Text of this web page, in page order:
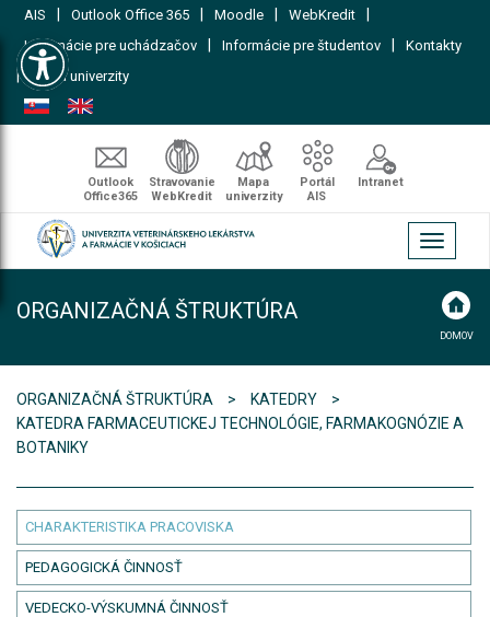
Open toolbar
AIS Outlook Office 365 Moodle WebKredit
Informácie pre uchádzačov Informácie pre študentov Kontakty
| Mapa univerzity
Outlook
Office365
Stravovanie
WebKredit
Mapa
univerzity
Portál
AIS
Intranet
Toggle
ORGANIZAČNÁ ŠTRUKTÚRA
DOMOV
ORGANIZAČNÁ ŠTRUKTÚRA
KATEDRY
KATEDRA FARMACEUTICKEJ TECHNOLÓGIE, FARMAKOGNÓZIE A
BOTANIKY
CHARAKTERISTIKA PRACOVISKA
PEDAGOGICKÁ ČINNOSŤ
VEDECKO-VÝSKUMNÁ ČINNOSŤ